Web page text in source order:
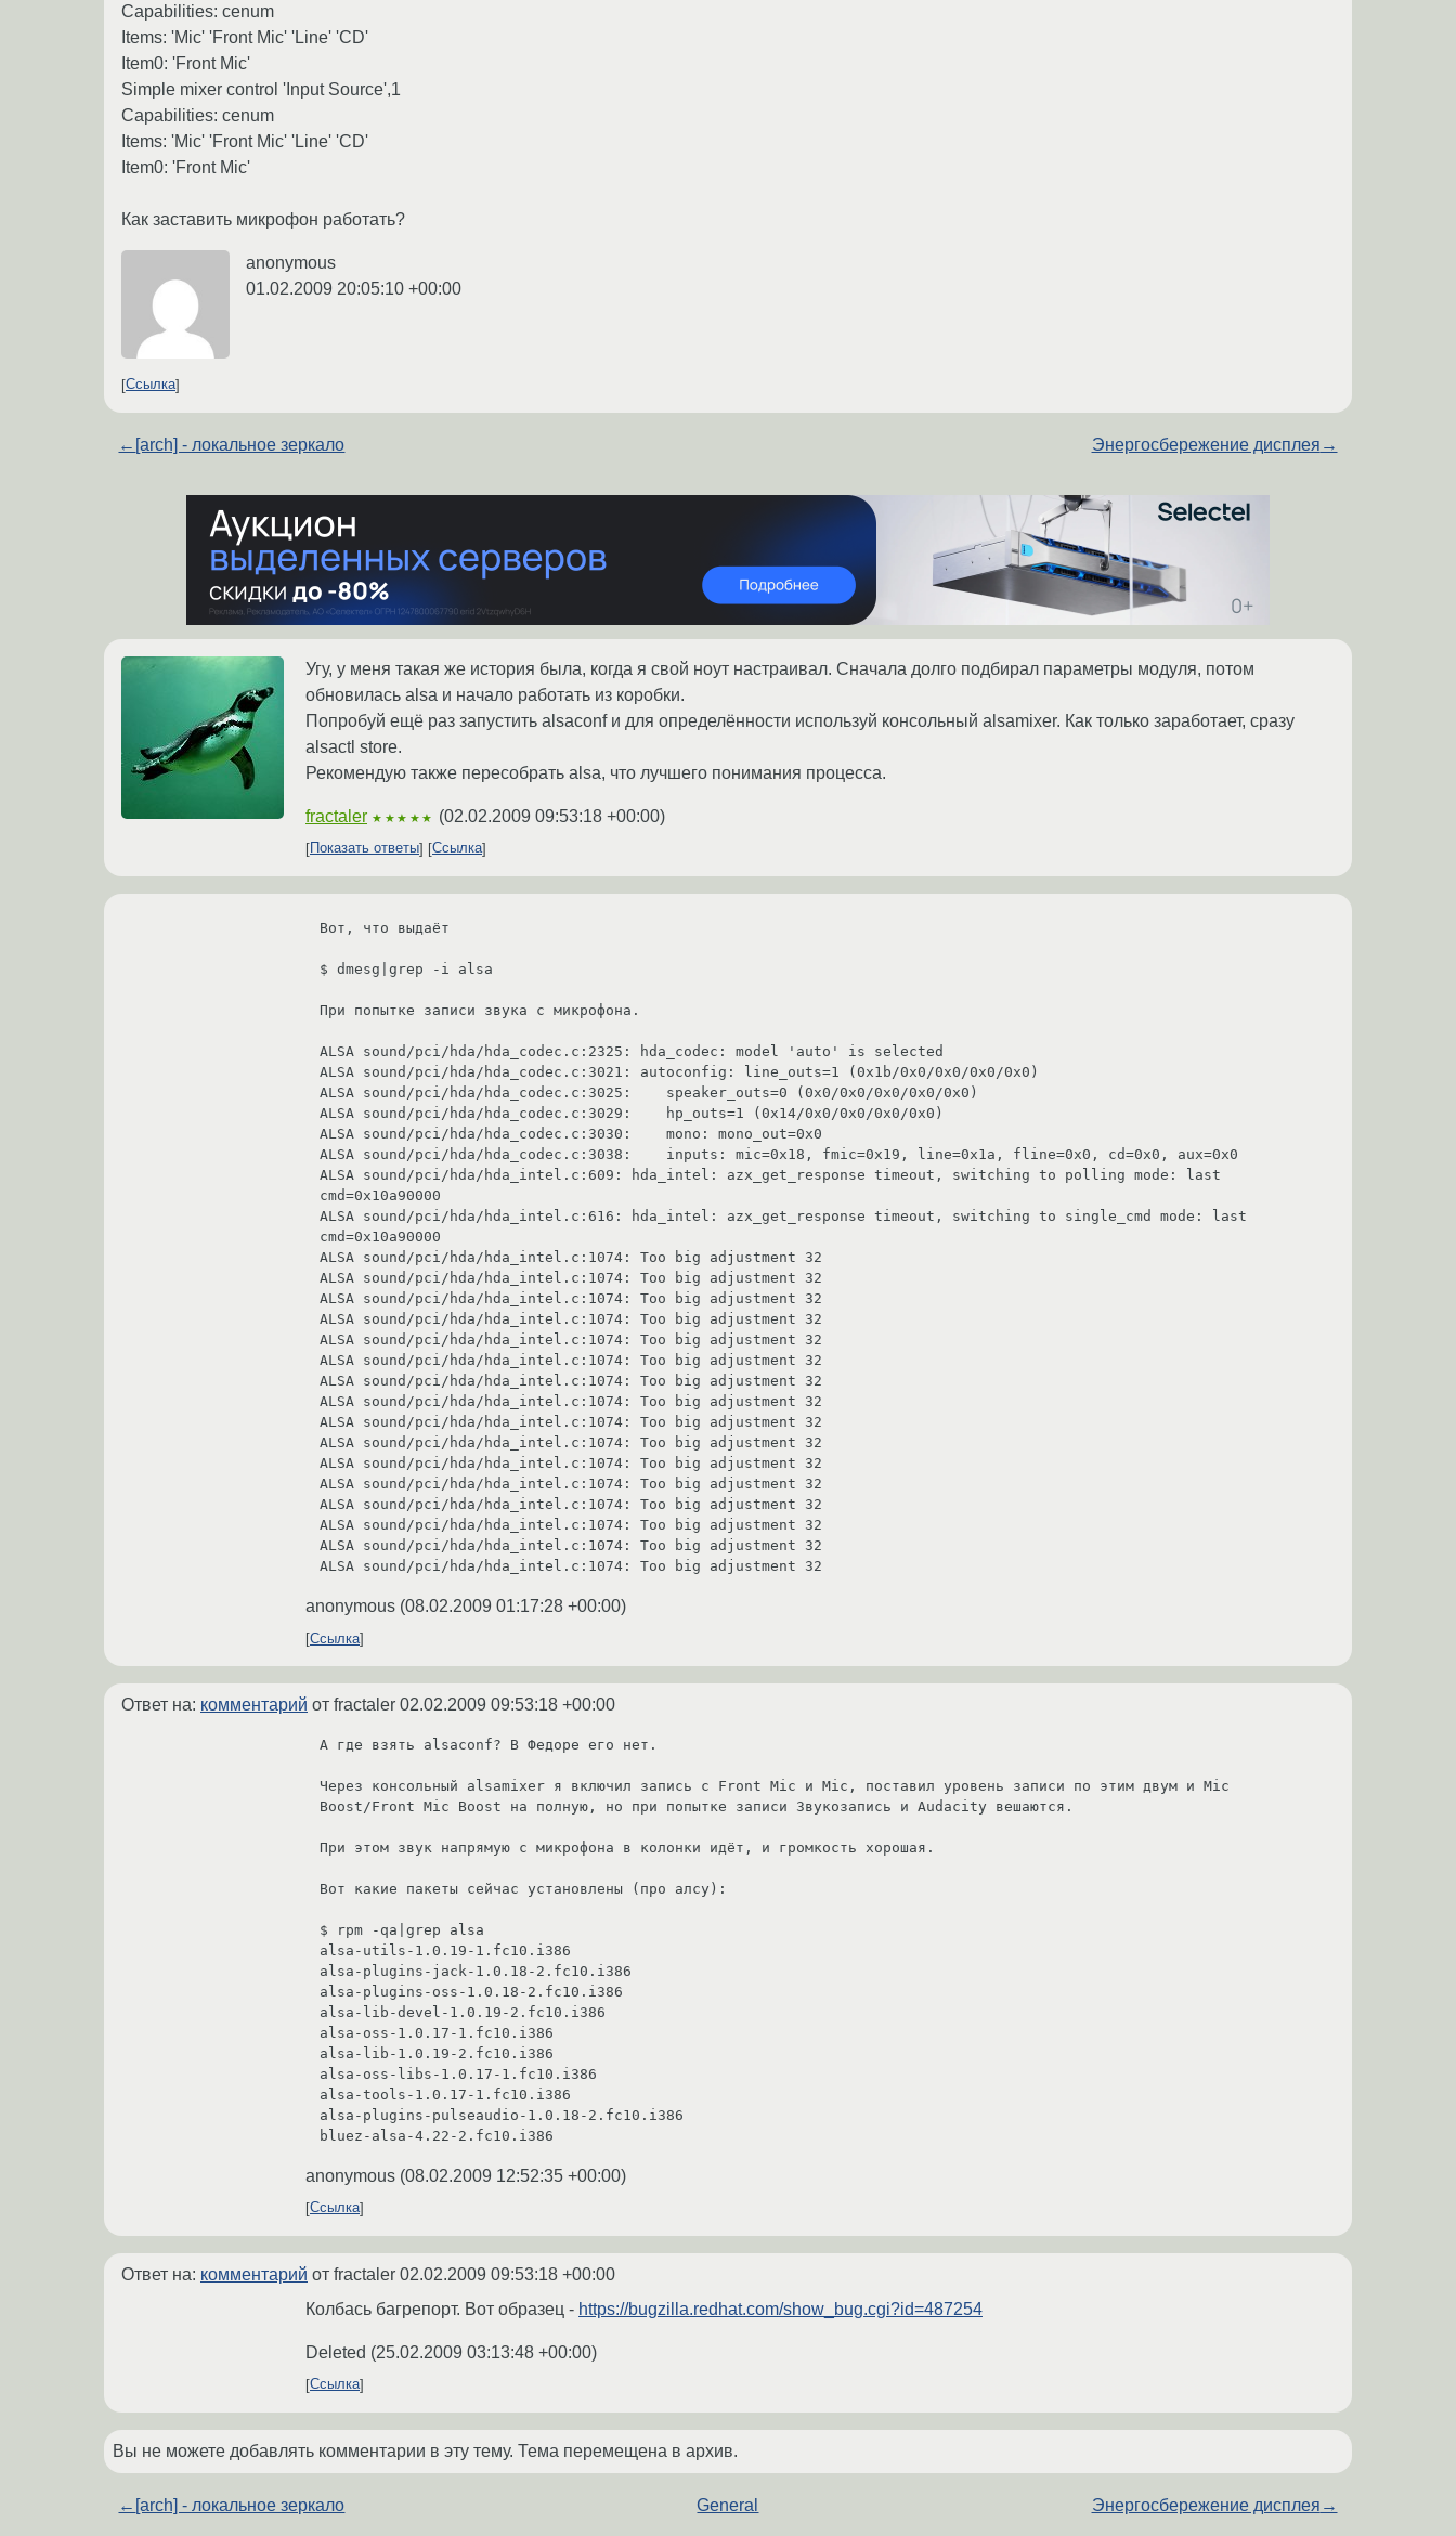
Capabilities: cenum
Items: 'Mic' 'Front Mic' 'Line' 'CD'
Item0: 'Front Mic'
Simple mixer control 'Input Source',1
Capabilities: cenum
Items: 'Mic' 'Front Mic' 'Line' 'CD'
Item0: 'Front Mic'
Как заставить микрофон работать?
anonymous
01.02.2009 20:05:10 +00:00
Ссылка
← [arch] - локальное зеркало Энергосбережение дисплея →
Угу, у меня такая же история была, когда я свой ноут настраивал. Сначала долго подбирал параметры модуля, потом
обновилась alsa и начало работать из коробки.
Попробуй ещё раз запустить alsaconf и для определённости используй консольный alsamixer. Как только заработает, сразу
alsactl store.
Рекомендую также пересобрать alsa, что лучшего понимания процесса.
fractaler ★★★★★ (02.02.2009 09:53:18 +00:00)
Показать ответы Ссылка
Вот, что выдаёт
$ dmesg|grep -i alsa
При попытке записи звука с микрофона.
ALSA sound/pci/hda/hda_codec.c:2325: hda_codec: model 'auto' is selected
ALSA sound/pci/hda/hda_codec.c:3021: autoconfig: line_outs=1 (0x1b/0x0/0x0/0x0/0x0)
ALSA sound/pci/hda/hda_codec.c:3025:    speaker_outs=0 (0x0/0x0/0x0/0x0/0x0)
ALSA sound/pci/hda/hda_codec.c:3029:    hp_outs=1 (0x14/0x0/0x0/0x0/0x0)
ALSA sound/pci/hda/hda_codec.c:3030:    mono: mono_out=0x0
ALSA sound/pci/hda/hda_codec.c:3038:    inputs: mic=0x18, fmic=0x19, line=0x1a, fline=0x0, cd=0x0, aux=0x0
ALSA sound/pci/hda/hda_intel.c:609: hda_intel: azx_get_response timeout, switching to polling mode: last
cmd=0x10a90000
ALSA sound/pci/hda/hda_intel.c:616: hda_intel: azx_get_response timeout, switching to single_cmd mode: last
cmd=0x10a90000
ALSA sound/pci/hda/hda_intel.c:1074: Too big adjustment 32
ALSA sound/pci/hda/hda_intel.c:1074: Too big adjustment 32
ALSA sound/pci/hda/hda_intel.c:1074: Too big adjustment 32
ALSA sound/pci/hda/hda_intel.c:1074: Too big adjustment 32
ALSA sound/pci/hda/hda_intel.c:1074: Too big adjustment 32
ALSA sound/pci/hda/hda_intel.c:1074: Too big adjustment 32
ALSA sound/pci/hda/hda_intel.c:1074: Too big adjustment 32
ALSA sound/pci/hda/hda_intel.c:1074: Too big adjustment 32
ALSA sound/pci/hda/hda_intel.c:1074: Too big adjustment 32
ALSA sound/pci/hda/hda_intel.c:1074: Too big adjustment 32
ALSA sound/pci/hda/hda_intel.c:1074: Too big adjustment 32
ALSA sound/pci/hda/hda_intel.c:1074: Too big adjustment 32
ALSA sound/pci/hda/hda_intel.c:1074: Too big adjustment 32
ALSA sound/pci/hda/hda_intel.c:1074: Too big adjustment 32
ALSA sound/pci/hda/hda_intel.c:1074: Too big adjustment 32
ALSA sound/pci/hda/hda_intel.c:1074: Too big adjustment 32
anonymous (08.02.2009 01:17:28 +00:00)
Ссылка
Ответ на: комментарий от fractaler 02.02.2009 09:53:18 +00:00
А где взять alsaconf? В Федоре его нет.
Через консольный alsamixer я включил запись с Front Mic и Mic, поставил уровень записи по этим двум и Mic
Boost/Front Mic Boost на полную, но при попытке записи Звукозапись и Audacity вешаются.
При этом звук напрямую с микрофона в колонки идёт, и громкость хорошая.
Вот какие пакеты сейчас установлены (про алсу):
$ rpm -qa|grep alsa
alsa-utils-1.0.19-1.fc10.i386
alsa-plugins-jack-1.0.18-2.fc10.i386
alsa-plugins-oss-1.0.18-2.fc10.i386
alsa-lib-devel-1.0.19-2.fc10.i386
alsa-oss-1.0.17-1.fc10.i386
alsa-lib-1.0.19-2.fc10.i386
alsa-oss-libs-1.0.17-1.fc10.i386
alsa-tools-1.0.17-1.fc10.i386
alsa-plugins-pulseaudio-1.0.18-2.fc10.i386
anonymous (08.02.2009 12:52:35 +00:00)
Ссылка
Ответ на: комментарий от fractaler 02.02.2009 09:53:18 +00:00
Колбась багрепорт. Вот образец - https://bugzilla.redhat.com/show_bug.cgi?id=487254
Deleted (25.02.2009 03:13:48 +00:00)
Ссылка
Вы не можете добавлять комментарии в эту тему. Тема перемещена в архив.
← [arch] - локальное зеркало General Энергосбережение дисплея →